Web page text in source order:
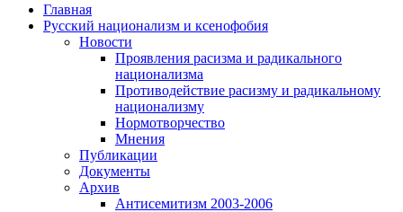
Главная
Русский национализм и ксенофобия
Новости
Проявления расизма и радикального
национализма
Противодействие расизму и радикальному
национализму
Нормотворчество
Мнения
Публикации
Документы
Архив
Антисемитизм 2003-2006